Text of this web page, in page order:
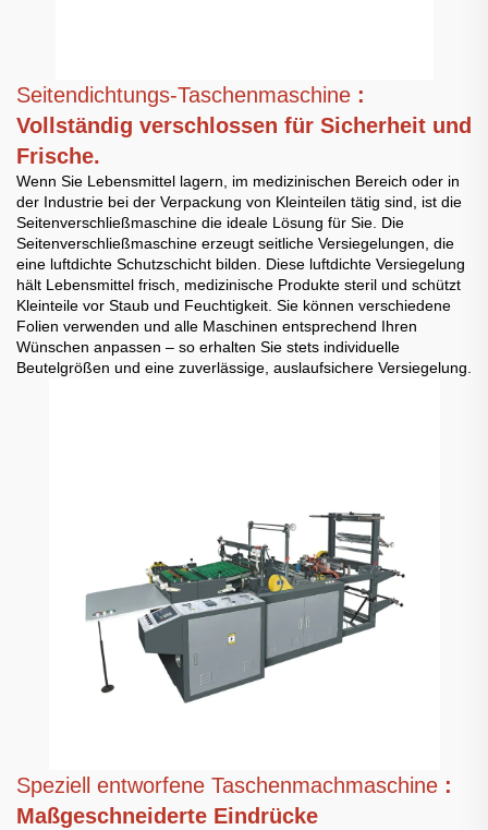
Seitendichtungs-Taschenmaschine :
Vollständig verschlossen für Sicherheit und
Frische.
Wenn Sie Lebensmittel lagern, im medizinischen Bereich oder in
der Industrie bei der Verpackung von Kleinteilen tätig sind, ist die
Seitenverschließmaschine die ideale Lösung für Sie. Die
Seitenverschließmaschine erzeugt seitliche Versiegelungen, die
eine luftdichte Schutzschicht bilden. Diese luftdichte Versiegelung
hält Lebensmittel frisch, medizinische Produkte steril und schützt
Kleinteile vor Staub und Feuchtigkeit. Sie können verschiedene
Folien verwenden und alle Maschinen entsprechend Ihren
Wünschen anpassen – so erhalten Sie stets individuelle
Beutelgrößen und eine zuverlässige, auslaufsichere Versiegelung.
Speziell entworfene Taschenmachmaschine :
Maßgeschneiderte Eindrücke